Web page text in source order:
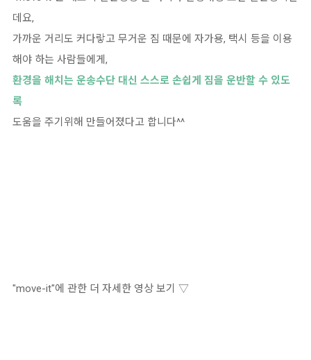
데요,
가까운 거리도 커다랗고 무거운 짐 때문에 자가용, 택시 등을 이용
해야 하는 사람들에게,
환경을 해치는 운송수단 대신 스스로 손쉽게 짐을 운반할 수 있도
록
도움을 주기위해 만들어졌다고 합니다^^
"move-it"에 관한 더 자세한 영상 보기 ▽